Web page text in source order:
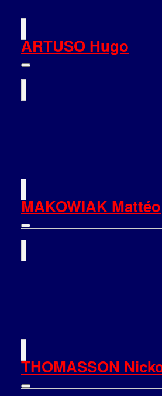
ARTUSO Hugo
MAKOWIAK Mattéo
THOMASSON